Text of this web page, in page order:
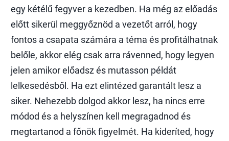
egy kétélű fegyver a kezedben. Ha még az előadás
előtt sikerül meggyőznöd a vezetőt arról, hogy
fontos a csapata számára a téma és profitálhatnak
belőle, akkor elég csak arra rávenned, hogy legyen
jelen amikor előadsz és mutasson példát
lelkesedésből. Ha ezt elintézed garantált lesz a
siker. Nehezebb dolgod akkor lesz, ha nincs erre
módod és a helyszínen kell megragadnod és
megtartanod a főnök figyelmét. Ha kideríted, hogy